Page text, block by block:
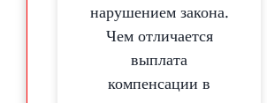
нарушением закона.
Чем отличается
выплата
компенсации в